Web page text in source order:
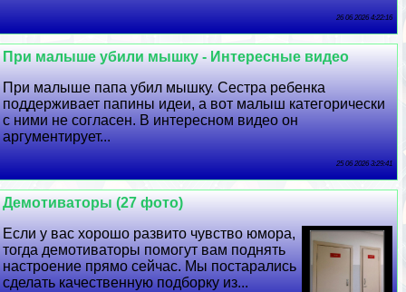
26 06 2026 4:22:16
При малыше убили мышку - Интересные видео
При малыше папа убил мышку. Сестра ребенка
поддерживает папины идеи, а вот малыш категорически
с ними не согласен. В интересном видео он
аргументирует...
25 06 2026 3:29:41
Демотиваторы (27 фото)
Если у вас хорошо развито чувство юмора,
тогда демотиваторы помогут вам поднять
настроение прямо сейчас. Мы постарались
сделать качественную подборку из...